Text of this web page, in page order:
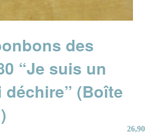
des
“Je suis un
déchire” (Boîte
26,90